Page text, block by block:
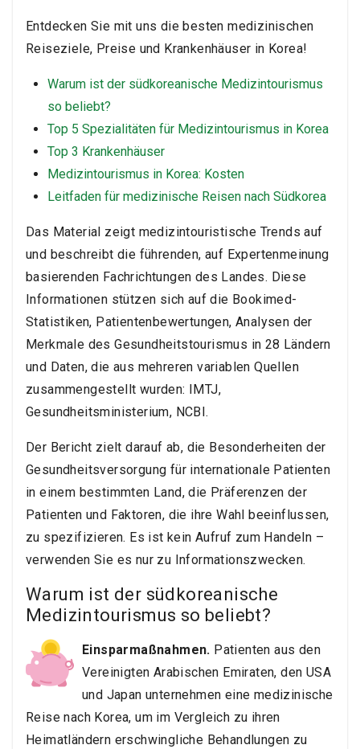
Entdecken Sie mit uns die besten medizinischen
Reiseziele, Preise und Krankenhäuser in Korea!
Warum ist der südkoreanische Medizintourismus
so beliebt?
Top 5 Spezialitäten für Medizintourismus in Korea
Top 3 Krankenhäuser
Medizintourismus in Korea: Kosten
Leitfaden für medizinische Reisen nach Südkorea
Das Material zeigt medizintouristische Trends auf
und beschreibt die führenden, auf Expertenmeinung
basierenden Fachrichtungen des Landes. Diese
Informationen stützen sich auf die Bookimed-
Statistiken, Patientenbewertungen, Analysen der
Merkmale des Gesundheitstourismus in 28 Ländern
und Daten, die aus mehreren variablen Quellen
zusammengestellt wurden: IMTJ,
Gesundheitsministerium, NCBI.
Der Bericht zielt darauf ab, die Besonderheiten der
Gesundheitsversorgung für internationale Patienten
in einem bestimmten Land, die Präferenzen der
Patienten und Faktoren, die ihre Wahl beeinflussen,
zu spezifizieren. Es ist kein Aufruf zum Handeln –
verwenden Sie es nur zu Informationszwecken.
Warum ist der südkoreanische
Medizintourismus so beliebt?
Einsparmaßnahmen. Patienten aus den
Vereinigten Arabischen Emiraten, den USA
und Japan unternehmen eine medizinische
Reise nach Korea, um im Vergleich zu ihren
Heimatländern erschwingliche Behandlungen zu